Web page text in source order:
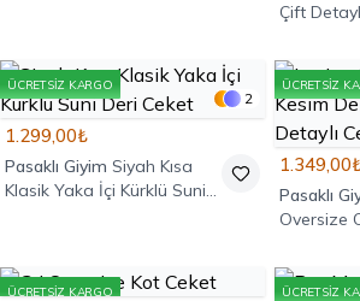
Çift
ÜCRETSIZ KARGO
2
1.299,00₺
Pasaklı Giyim Siyah Kısa
Klasik Yaka İçi Kürklü Suni
ÜCRETSIZ
Pasaklı
Oversize
ÜCRETSIZ KARGO ÜCRETSIZ